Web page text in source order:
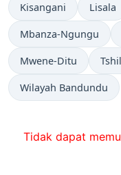
Kisangani Lisala
Mbanza-Ngungu
Mwene-Ditu
Wilayah Bandundu
Tidak dapat